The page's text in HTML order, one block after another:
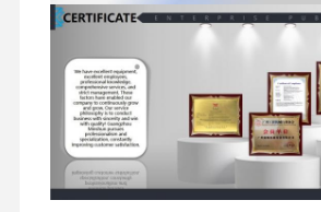
Elektronik kontrol sistemi
motorun elektrik bileşenleri
Motor yakıt sistemi